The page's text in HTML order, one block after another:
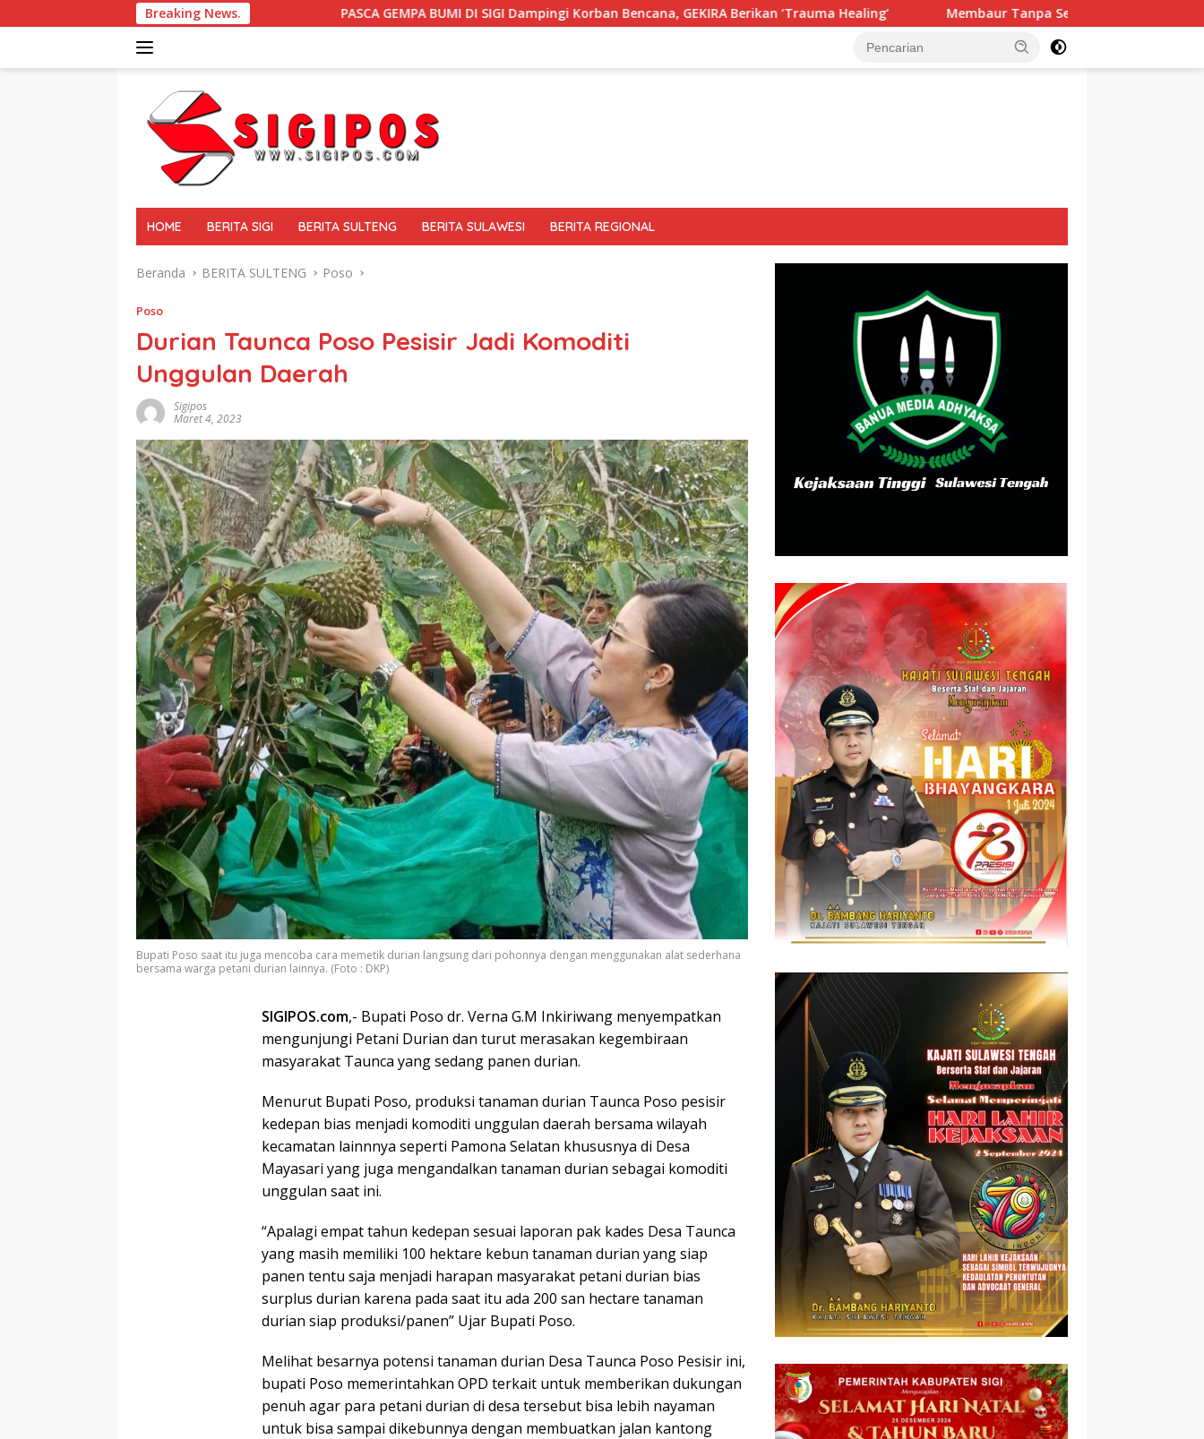
ke
Breaking News.
PASCA GEMPA BUMI DI SIGI Dampingi Korban Bencana, GEKIRA Berikan ‘Trauma Healing’ Membaur Tanpa Sekat, Fadlin Dengarkan Cerita dan Aspirasi Mualaf
HOME BERITA SIGI BERITA SULTENG BERITA SULAWESI BERITA REGIONAL
Beranda BERITA SULTENG Poso
Poso
Durian Taunca Poso Pesisir Jadi Komoditi
Unggulan Daerah
Sigipos
Maret 4, 2023
Bupati Poso saat itu juga mencoba cara memetik durian langsung dari pohonnya dengan menggunakan alat sederhana
bersama warga petani durian lainnya. (Foto : DKP)
SIGIPOS.com,- Bupati Poso dr. Verna G.M Inkiriwang menyempatkan
mengunjungi Petani Durian dan turut merasakan kegembiraan
masyarakat Taunca yang sedang panen durian.
Menurut Bupati Poso, produksi tanaman durian Taunca Poso pesisir
kedepan bias menjadi komoditi unggulan daerah bersama wilayah
kecamatan lainnnya seperti Pamona Selatan khususnya di Desa
Mayasari yang juga mengandalkan tanaman durian sebagai komoditi
unggulan saat ini.
“Apalagi empat tahun kedepan sesuai laporan pak kades Desa Taunca
yang masih memiliki 100 hektare kebun tanaman durian yang siap
panen tentu saja menjadi harapan masyarakat petani durian bias
surplus durian karena pada saat itu ada 200 san hectare tanaman
durian siap produksi/panen” Ujar Bupati Poso.
Melihat besarnya potensi tanaman durian Desa Taunca Poso Pesisir ini,
bupati Poso memerintahkan OPD terkait untuk memberikan dukungan
penuh agar para petani durian di desa tersebut bisa lebih nayaman
untuk bisa sampai dikebunnya dengan membuatkan jalan kantong